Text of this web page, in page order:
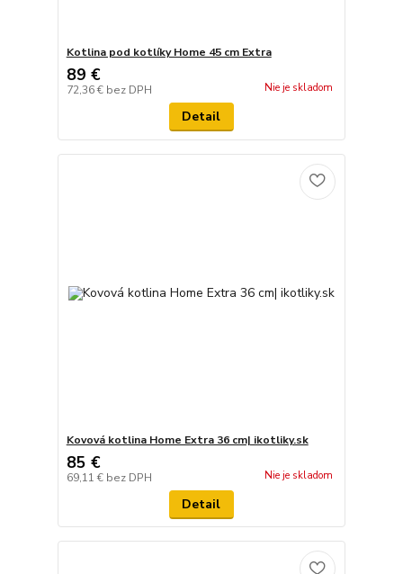
Kotlina pod kotlíky Home 45 cm Extra
89 €
72,36 € bez DPH Nie je skladom
Detail
Kovová kotlina Home Extra 36 cm| ikotliky.sk
85 €
69,11 € bez DPH Nie je skladom
Detail